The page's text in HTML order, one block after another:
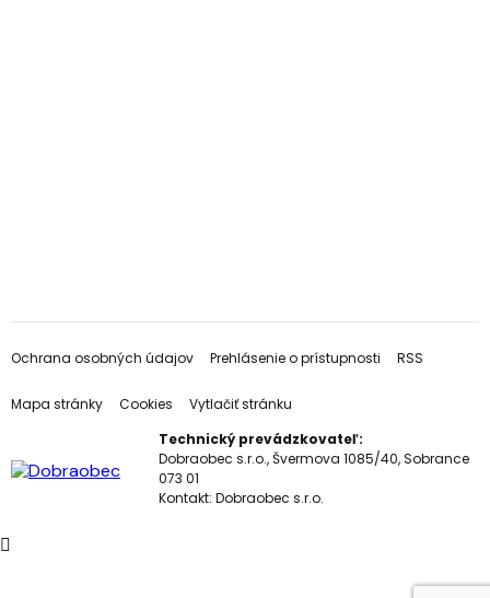
Ochrana osobných údajov Prehlásenie o prístupnosti RSS
Mapa stránky Cookies
Vytlačiť stránku
Technický prevádzkovateľ:
Dobraobec s.r.o., Švermova 1085/40, Sobrance
073 01
Kontakt: Dobraobec s.r.o.